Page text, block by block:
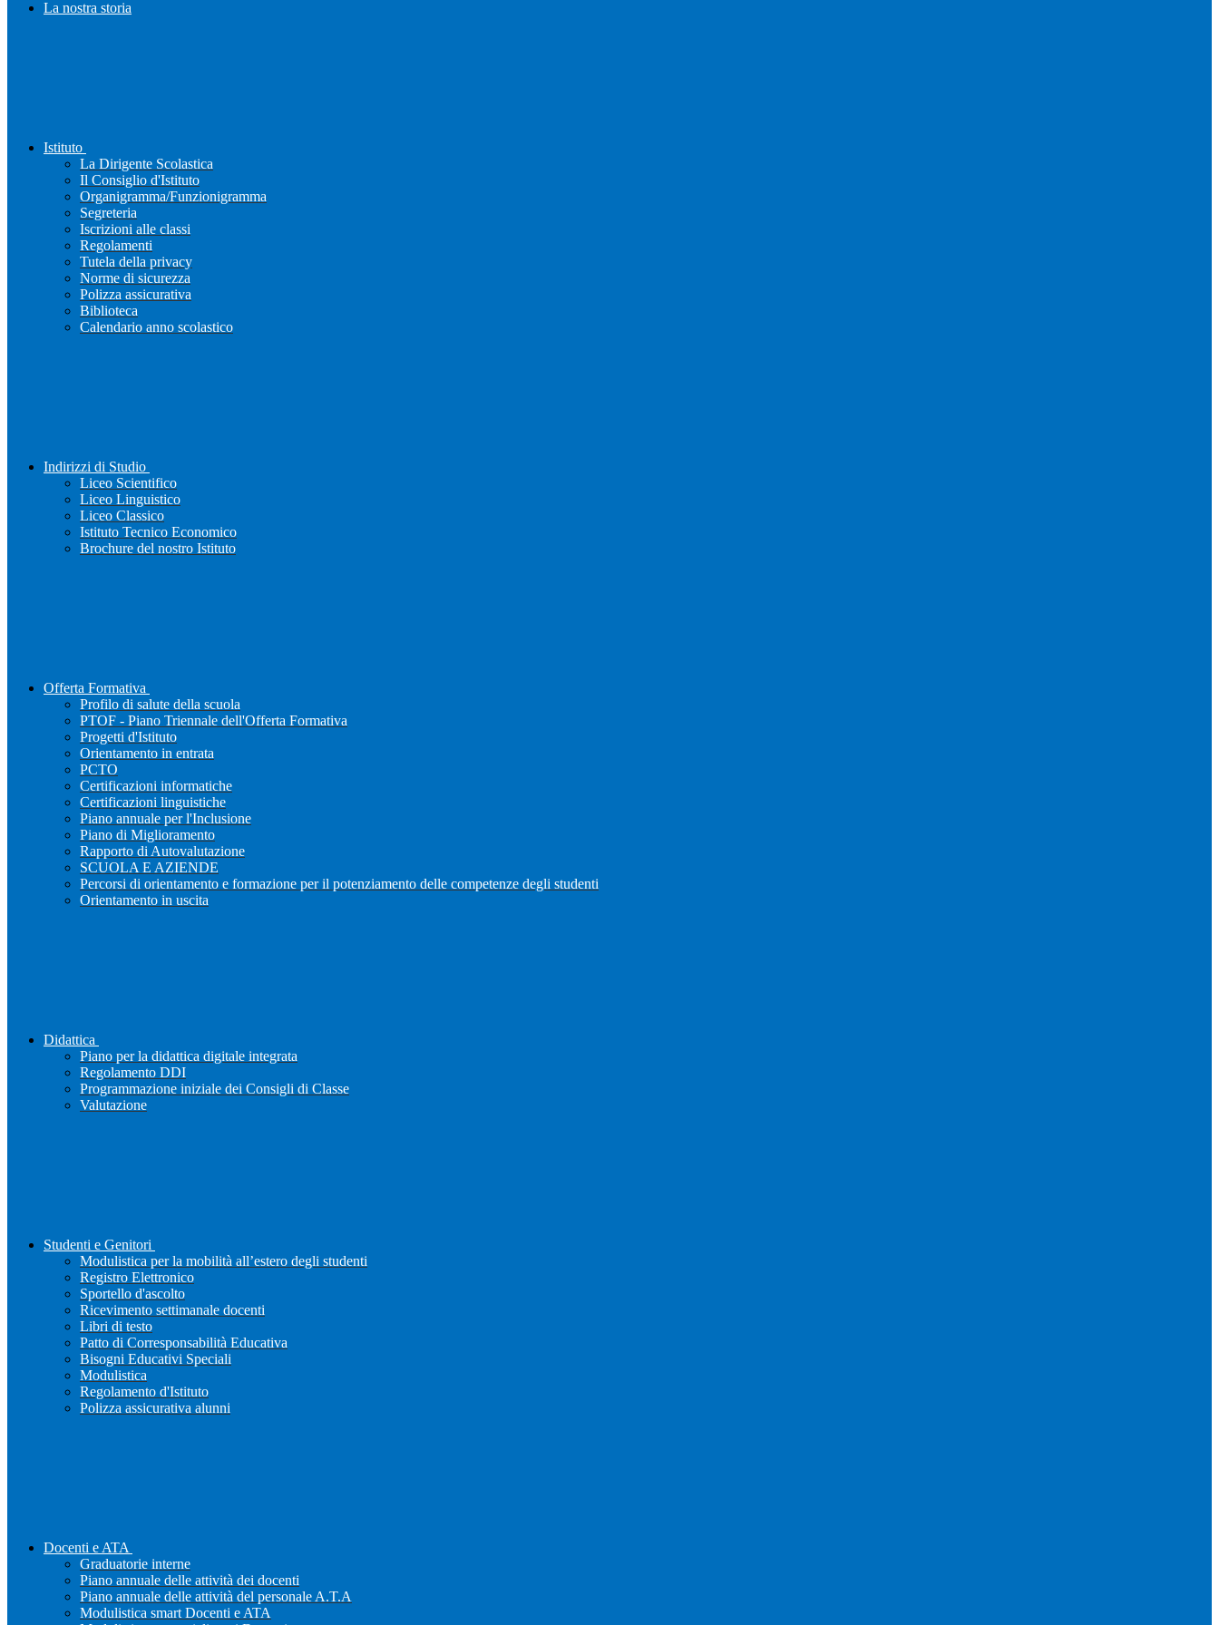
La nostra storia
Istituto
La Dirigente Scolastica
Il Consiglio d'Istituto
Organigramma/Funzionigramma
Segreteria
Iscrizioni alle classi
Regolamenti
Tutela della privacy
Norme di sicurezza
Polizza assicurativa
Biblioteca
Calendario anno scolastico
Indirizzi di Studio
Liceo Scientifico
Liceo Linguistico
Liceo Classico
Istituto Tecnico Economico
Brochure del nostro Istituto
Offerta Formativa
Profilo di salute della scuola
PTOF - Piano Triennale dell'Offerta Formativa
Progetti d'Istituto
Orientamento in entrata
PCTO
Certificazioni informatiche
Certificazioni linguistiche
Piano annuale per l'Inclusione
Piano di Miglioramento
Rapporto di Autovalutazione
SCUOLA E AZIENDE
Percorsi di orientamento e formazione per il potenziamento delle competenze degli studenti
Orientamento in uscita
Didattica
Piano per la didattica digitale integrata
Regolamento DDI
Programmazione iniziale dei Consigli di Classe
Valutazione
Studenti e Genitori
Modulistica per la mobilità all’estero degli studenti
Registro Elettronico
Sportello d'ascolto
Ricevimento settimanale docenti
Libri di testo
Patto di Corresponsabilità Educativa
Bisogni Educativi Speciali
Modulistica
Regolamento d'Istituto
Polizza assicurativa alunni
Docenti e ATA
Graduatorie interne
Piano annuale delle attività dei docenti
Piano annuale delle attività del personale A.T.A
Modulistica smart Docenti e ATA